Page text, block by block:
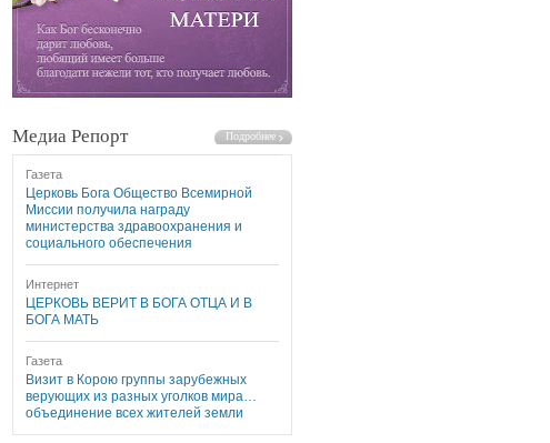
Медиа Репорт
Газета
Церковь Бога Общество Всемирной
Миссии получила награду
министерства здравоохранения и
социального обеспечения
Интернет
ЦЕРКОВЬ ВЕРИТ В БОГА ОТЦА И В
БОГА МАТЬ
Газета
Визит в Корою группы зарубежных
верующих из разных уголков мира…
объединение всех жителей земли